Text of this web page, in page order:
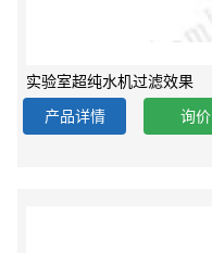
实验室超纯水机过滤效果
产品详情
询价